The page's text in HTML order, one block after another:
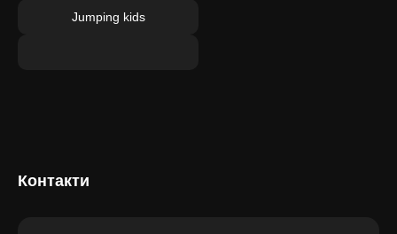
Jumping kids
Контакти